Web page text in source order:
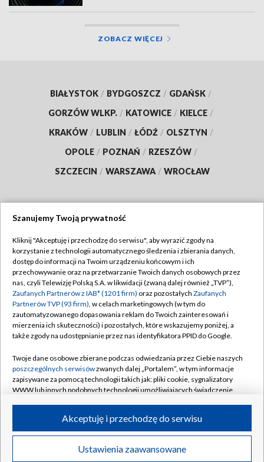
ZOBACZ WIĘCEJ
BIAŁYSTOK / BYDGOSZCZ / GDAŃSK /
GORZÓW WLKP. / KATOWICE / KIELCE /
KRAKÓW / LUBLIN / ŁÓDŹ / OLSZTYN /
OPOLE / POZNAŃ / RZESZÓW /
SZCZECIN / WARSZAWA / WROCŁAW
TVP
Abonament TVP
Emisja w TVP
Centrum informacji TVP
Naziemna Telewizja Cyfrowa
Rada Programowa
System NOS
Informacje o nadawcy
Program dla prasy
Regulamin TVP
Polityka prywatności
Moje zgody
Pomoc
Kontakt
Kanały
©2026 Telewizja Polska S.A. w likwidacji
Szanujemy Twoją prywatność
Kliknij "Akceptuję i przechodzę do serwisu", aby wyrazić zgody na
korzystanie z technologii automatycznego śledzenia i zbierania danych,
dostęp do informacji na Twoim urządzeniu końcowym i ich
przechowywanie oraz na przetwarzanie Twoich danych osobowych przez
nas, czyli Telewizję Polską S.A. w likwidacji (zwaną dalej również „TVP”),
Zaufanych Partnerów z IAB* (1201 firm) oraz pozostałych Zaufanych
Partnerów TVP (93 firm), w celach marketingowych (w tym do
zautomatyzowanego dopasowania reklam do Twoich zainteresowań i
mierzenia ich skuteczności) i pozostałych, które wskazujemy poniżej, a
także zgody na udostępnianie przez nas identyfikatora PPID do Google.
Twoje dane osobowe zbierane podczas odwiedzania przez Ciebie naszych
poszczególnych serwisówzwanych dalej „Portalem”, w tym informacje
zapisywane za pomocą technologii takich jak: pliki cookie, sygnalizatory
WWW lub innych podobnych technologii umożliwiających świadczenie
ruchu w Internecie.
Twoje dane osobowe zbierane podczas odwiedzania przez Ciebie
poszczególnych serwisówna Portalu, takie jak adresy IP, identyfikatory
Ustawienia zaawansowane
Akceptuję i przechodzę do serwisu